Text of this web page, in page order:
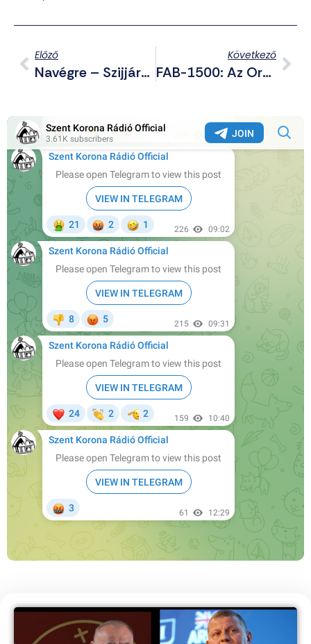
Előző
Navégre – Szijjártó Bekérette Az Amerikai Helytartót
Következő
FAB-1500: Az Orosz Bomba, Ami Megtörte Ukrajna Bevehetetlennek Hitt Védelmét